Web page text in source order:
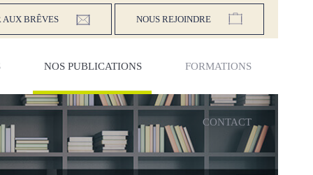
AUX BRÊVES NOUS REJOINDRE
NOS PUBLICATIONS FORMATIONS
CONTACT